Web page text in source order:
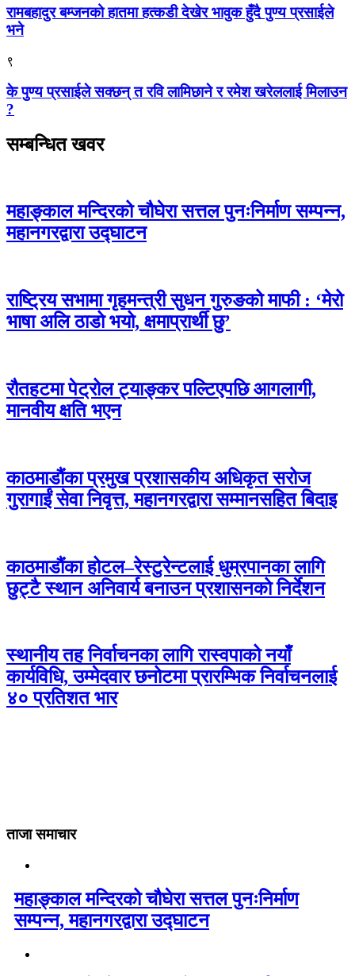
रामबहादुर बम्जनको हातमा हत्कडी देखेर भावुक हुँदै पुण्य प्रसाईले
भने
९
के पुण्य प्रसाईले सक्छन् त रवि लामिछाने र रमेश खरेललाई मिलाउन
?
सम्बन्धित खवर
महाङ्काल मन्दिरको चौघेरा सत्तल पुनःनिर्माण सम्पन्न,
महानगरद्वारा उद्घाटन
राष्ट्रिय सभामा गृहमन्त्री सुधन गुरुङको माफी : ‘मेरो
भाषा अलि ठाडो भयो, क्षमाप्रार्थी छु’
रौतहटमा पेट्रोल ट्याङ्कर पल्टिएपछि आगलागी,
मानवीय क्षति भएन
काठमाडौंका प्रमुख प्रशासकीय अधिकृत सरोज
गुरागाईं सेवा निवृत्त, महानगरद्वारा सम्मानसहित बिदाइ
काठमाडौंका होटल–रेस्टुरेन्टलाई धुम्रपानका लागि
छुट्टै स्थान अनिवार्य बनाउन प्रशासनको निर्देशन
स्थानीय तह निर्वाचनका लागि रास्वपाको नयाँ
कार्यविधि, उम्मेदवार छनोटमा प्रारम्भिक निर्वाचनलाई
४० प्रतिशत भार
ताजा समाचार
महाङ्काल मन्दिरको चौघेरा सत्तल पुनःनिर्माण
सम्पन्न, महानगरद्वारा उद्घाटन